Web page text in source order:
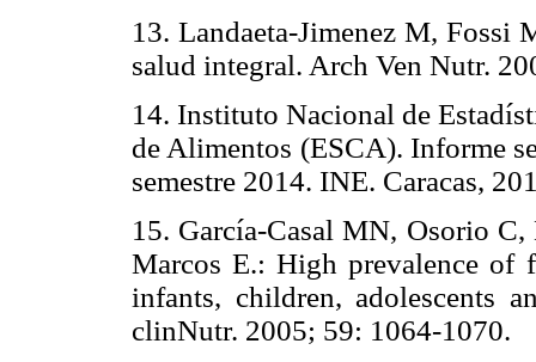
13. Landaeta-Jimenez M,
salud integral. Arch Ven Nutr.
14. Instituto Nacional de
de Alimentos (ESCA). Informe
semestre 2014. INE. Caracas,
15. García-Casal MN, Osorio
Marcos E.: High prevalence of
infants, children, adolescents
clinNutr. 2005; 59: 1064-1070.